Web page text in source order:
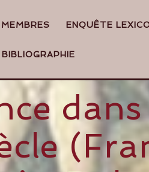
MEMBRES ENQUÊTE
BIBLIOGRAPHIE